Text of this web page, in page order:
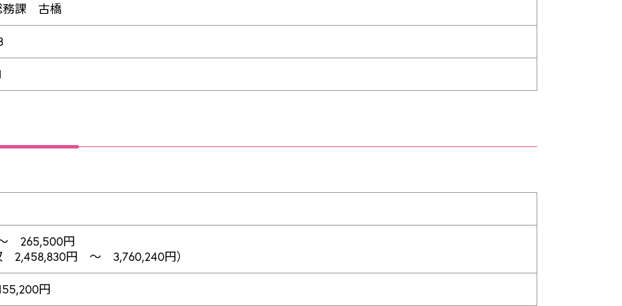
課 古橋
265,500円
2,458,830円 ～ 3,760,240円）
円